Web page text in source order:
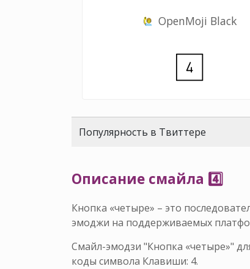
OpenMoji Black
Популярность в Твиттере
Описание смайла 4️⃣
Кнопка «четыре» – это
эмоджи на поддерживаемых
Смайл-эмодзи "Кнопка «четыре»"
коды символа Клавиши: 4.